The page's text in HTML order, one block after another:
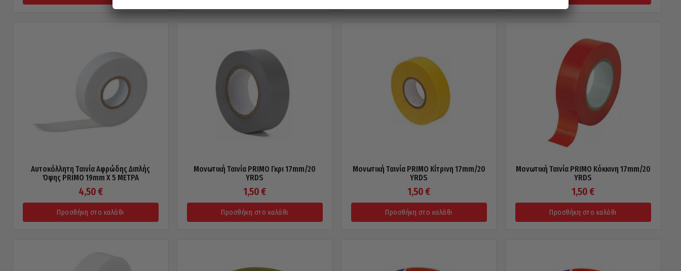
Αυτοκόλλητη Ταινία Αφρώδης Διπλής
Όψης PRIMO 19mm X 5 ΜΕΤΡΑ
4,50 €
Προσθήκη στο καλάθι
Μονωτική Ταινία PRIMO Γκρι 17mm/20
YRDS
1,50 €
Προσθήκη στο καλάθι
Μονωτική Ταινία PRIMO Κίτρινη 17mm/20
YRDS
1,50 €
Προσθήκη στο καλάθι
Μονωτική Ταινία PRIMO Κόκκινη 17mm/20
YRDS
1,50 €
Προσθήκη στο καλάθι